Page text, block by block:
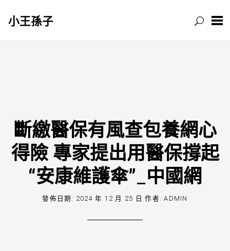
小王孫子
斷繳醫保有風查包養網心
得險 專家提出用醫保撐起
“安康維護傘”_中國網
發佈日期: 2024 年 12 月 25 日 作者:ADMIN